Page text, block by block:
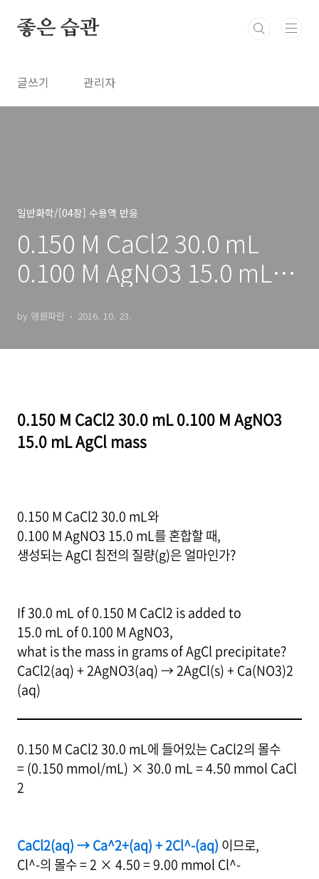
좋은 습관
글쓰기 관리자
일반화학/[04장] 수용액 반응
0.150 M CaCl2 30.0 mL
0.100 M AgNO3 15.0 mL
by 영원파란 2016. 10. 23.
0.150 M CaCl2 30.0 mL 0.100 M AgNO3
15.0 mL AgCl mass
0.150 M CaCl2 30.0 mL와
0.100 M AgNO3 15.0 mL를 혼합할 때,
생성되는 AgCl 침전의 질량(g)은 얼마인가?
If 30.0 mL of 0.150 M CaCl2 is added to
15.0 mL of 0.100 M AgNO3,
what is the mass in grams of AgCl precipitate?
CaCl2(aq) + 2AgNO3(aq) → 2AgCl(s) + Ca(NO3)2
(aq)
0.150 M CaCl2 30.0 mL에 들어있는 CaCl2의 몰수
= (0.150 mmol/mL) × 30.0 mL = 4.50 mmol CaCl
2
CaCl2(aq) → Ca^2+(aq) + 2Cl^-(aq) 이므로,
Cl^-의 몰수 = 2 × 4.50 = 9.00 mmol Cl^-